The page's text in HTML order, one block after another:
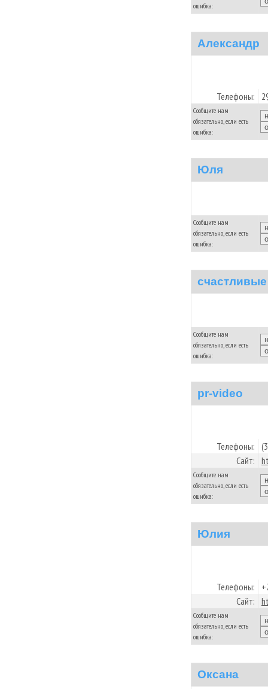
ошибка:
Александр
Телефоны:
Сообщите нам
обязательно, если есть
ошибка:
Юля
Сообщите нам
обязательно, если есть
ошибка:
Сообщите нам
обязательно, если есть
ошибка:
pr-video
Телефоны:
Сайт:
Сообщите нам
обязательно, если есть
ошибка:
Юлия
Телефоны:
Сайт:
Сообщите нам
обязательно, если есть
ошибка:
Оксана